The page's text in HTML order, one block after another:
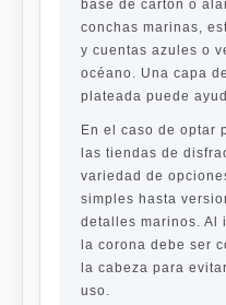
base de cartón o
conchas marinas,
y cuentas azules o
océano. Una capa
plateada puede
En el caso de optar
las tiendas de
variedad de
simples hasta
detalles marinos. Al
la corona debe ser
la cabeza para
uso.